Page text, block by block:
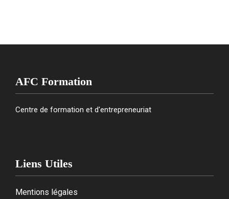
AFC Formation
Centre de formation et d'entrepreneuriat
Liens Utiles
Mentions légales